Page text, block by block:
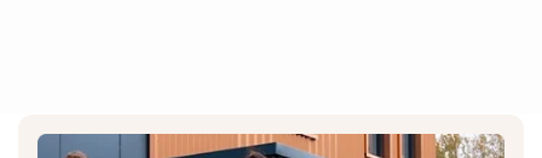
waterfilter gebruiken als het water in je